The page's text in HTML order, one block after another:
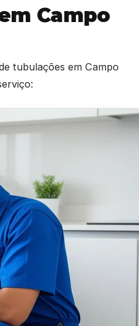
Campo
tubulações em Campo